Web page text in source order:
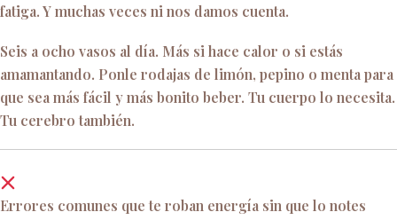
fatiga. Y muchas veces ni nos damos cuenta.
Seis a ocho vasos al día. Más si hace calor o si estás
amamantando. Ponle rodajas de limón, pepino o menta para
que sea más fácil y más bonito beber. Tu cuerpo lo necesita.
Tu cerebro también.
Errores comunes que te roban energía sin que lo notes